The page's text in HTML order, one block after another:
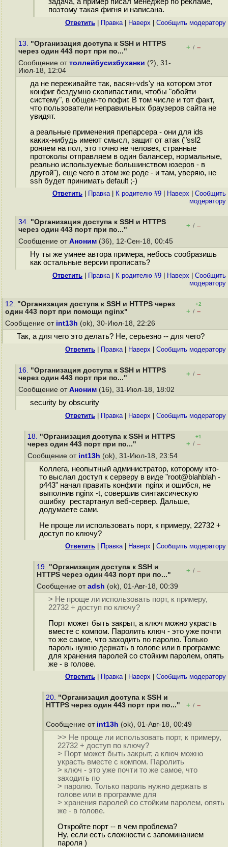
задача, а пример писал менеджер по рекламе,
поэтому такая фигня и написана.
Ответить Правка| Наверх Cообщить модератору
13. "Организация доступа к SSH и HTTPS
через один 443 порт при по..."
+ / –
Сообщение от толлейбусизбуханки (?), 31-
Июл-18, 12:04
да не переживайте так, васян-vds'у на котором этот
конфиг бездумно скопипастили, чтобы "обойти
систему", в общем-то пофиг. В том числе и тот факт,
что пользователи неправильных браузеров сайта не
увидят.
а реальные применения препарсера - они для ids
каких-нибудь имеют смысл, защит от атак ("ssl2
роняем на пол, это точно не человек, странные
протоколы отправляем в один балансер, нормальные,
реально используемые большинством юзеров - в
другой"), еще чего в этом же роде - и там, уверяю, не
ssh будет принимать default ;-)
Ответить Правка| К родителю #9 Наверх
Cообщить
модератору
34. "Организация доступа к SSH и HTTPS
через один 443 порт при по..."
+ / –
Сообщение от Аноним (36), 12-Сен-18, 00:45
Ну ты же умнее автора примера, небось сообразишь
как остальные версии прописать?
Ответить Правка| К родителю #9 Наверх
Cообщить
модератору
12. "Организация доступа к SSH и HTTPS через
один 443 порт при помощи nginx"
+2
+ / –
Сообщение от int13h (ok), 30-Июл-18, 22:26
Так, а для чего это делать? Не, серьезно -- для чего?
Ответить Правка| Наверх Cообщить модератору
16. "Организация доступа к SSH и HTTPS
через один 443 порт при по..."
+ / –
Сообщение от Аноним (16), 31-Июл-18, 18:02
security by obscurity
Ответить Правка| Наверх Cообщить модератору
18. "Организация доступа к SSH и HTTPS
через один 443 порт при по..."
+1
+ / –
Сообщение от int13h (ok), 31-Июл-18, 23:54
Коллега, неопытный администратор, которому кто-
то выслал доступ к серверу в виде "root@blahblah -
p443" начал править конфиги nginx и ошибся, не
выполнив nginx -t, совершив синтаксическую
ошибку рестартанул веб-сервер. Дальше,
додумаете сами.
Не проще ли использовать порт, к примеру, 22732 +
доступ по ключу?
Ответить Правка| Наверх Cообщить модератору
19. "Организация доступа к SSH и
HTTPS через один 443 порт при по..."
+ / –
Сообщение от adsh (ok), 01-Авг-18, 00:39
> Не проще ли использовать порт, к примеру,
22732 + доступ по ключу?
Порт может быть закрыт, а ключ можно украсть
вместе с компом. Паролить ключ - это уже почти
то же самое, что заходить по паролю. Только
пароль нужно держать в голове или в программе
для хранения паролей со стойким паролем, опять
же - в голове.
Ответить Правка| Наверх Cообщить модератору
20. "Организация доступа к SSH и
HTTPS через один 443 порт при по..."
+ / –
Сообщение от int13h (ok), 01-Авг-18, 00:49
>> Не проще ли использовать порт, к примеру,
22732 + доступ по ключу?
> Порт может быть закрыт, а ключ можно
украсть вместе с компом. Паролить
> ключ - это уже почти то же самое, что
заходить по
> паролю. Только пароль нужно держать в
голове или в программе для
> хранения паролей со стойким паролем, опять
же - в голове.
Откройте порт -- в чем проблема?
Ну, если есть сложности с запоминанием
пароля )